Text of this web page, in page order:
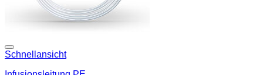
Schnellansicht